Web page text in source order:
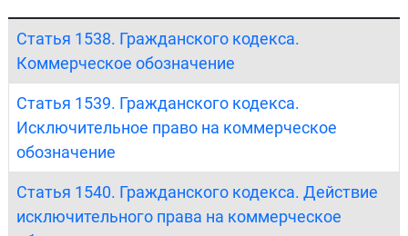
Статья 1538. Гражданского кодекса.
Коммерческое обозначение
Статья 1539. Гражданского кодекса.
Исключительное право на коммерческое
обозначение
Статья 1540. Гражданского кодекса. Действие
исключительного права на коммерческое